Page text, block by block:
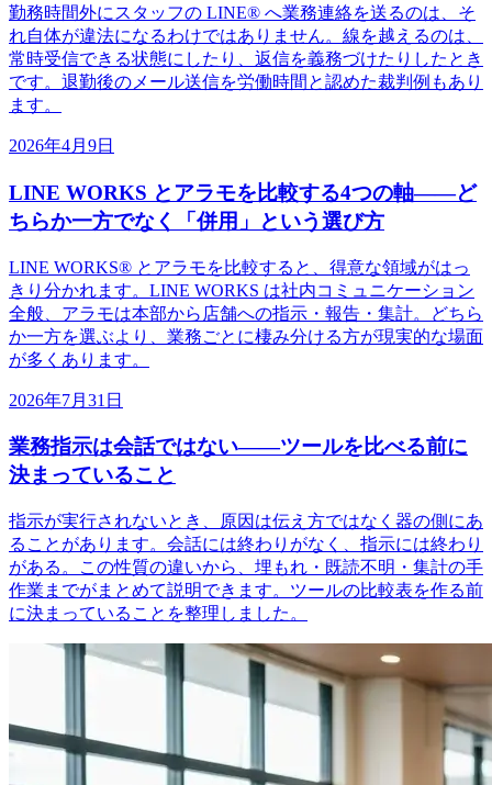
勤務時間外にスタッフの LINE® へ業務連絡を送るのは、そ
れ自体が違法になるわけではありません。線を越えるのは、
常時受信できる状態にしたり、返信を義務づけたりしたとき
です。退勤後のメール送信を労働時間と認めた裁判例もあり
ます。
2026年4月9日
LINE WORKS とアラモを比較する4つの軸——ど
ちらか一方でなく「併用」という選び方
LINE WORKS® とアラモを比較すると、得意な領域がはっ
きり分かれます。LINE WORKS は社内コミュニケーション
全般、アラモは本部から店舗への指示・報告・集計。どちら
か一方を選ぶより、業務ごとに棲み分ける方が現実的な場面
が多くあります。
2026年7月31日
業務指示は会話ではない——ツールを比べる前に
決まっていること
指示が実行されないとき、原因は伝え方ではなく器の側にあ
ることがあります。会話には終わりがなく、指示には終わり
がある。この性質の違いから、埋もれ・既読不明・集計の手
作業までがまとめて説明できます。ツールの比較表を作る前
に決まっていることを整理しました。